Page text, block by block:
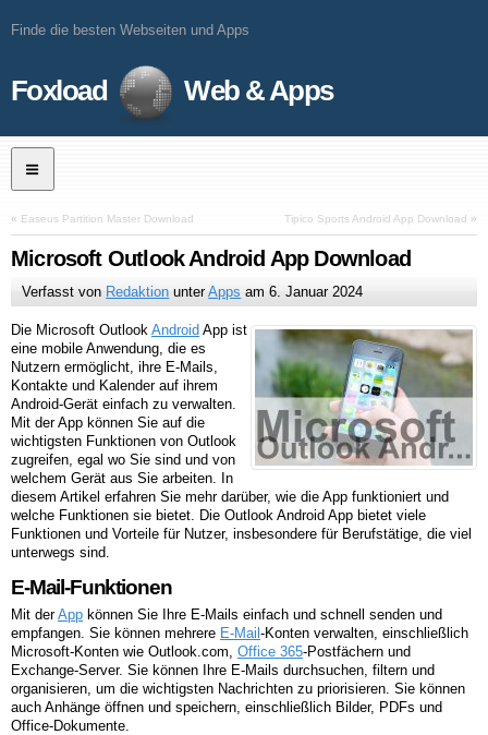
Finde die besten Webseiten und Apps
Foxload Web & Apps
« Easeus Partition Master Download Tipico Sports Android App Download »
Microsoft Outlook Android App Download
Verfasst von Redaktion unterApps am6. Januar 2024
Die Microsoft Outlook Android App ist
eine mobile Anwendung, die es
Nutzern ermöglicht, ihre E-Mails,
Kontakte und Kalender auf ihrem
Android-Gerät einfach zu verwalten.
Mit der App können Sie auf die
wichtigsten Funktionen von Outlook
zugreifen, egal wo Sie sind und von
welchem Gerät aus Sie arbeiten. In
diesem Artikel erfahren Sie mehr darüber, wie die App funktioniert und
welche Funktionen sie bietet. Die Outlook Android App bietet viele
Funktionen und Vorteile für Nutzer, insbesondere für Berufstätige, die viel
unterwegs sind.
E-Mail-Funktionen
Mit derApp können Sie Ihre E-Mails einfach und schnell senden und
empfangen. Sie können mehrere E-Mail -Konten verwalten, einschließlich
Microsoft-Konten wie Outlook.com, Office 365-Postfächern und
Exchange-Server. Sie können Ihre E-Mails durchsuchen, filtern und
organisieren, um die wichtigsten Nachrichten zu priorisieren. Sie können
auch Anhänge öffnen und speichern, einschließlich Bilder, PDFs und
Office-Dokumente.